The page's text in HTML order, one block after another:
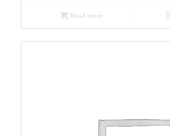
Read more